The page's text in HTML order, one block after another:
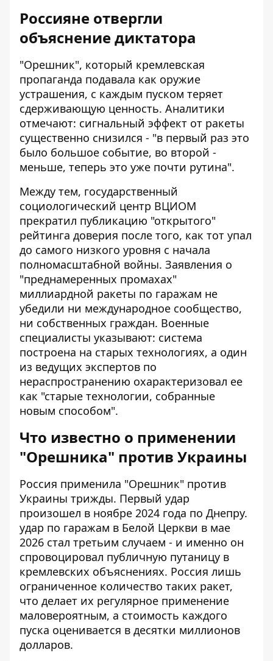
Россияне отвергли
объяснение диктатора
"Орешник", который кремлевская
пропаганда подавала как оружие
устрашения, с каждым пуском теряет
сдерживающую ценность. Аналитики
отмечают: сигнальный эффект от ракеты
существенно снизился - "в первый раз это
было большое событие, во второй -
меньше, теперь это уже почти рутина".
Между тем, государственный
социологический центр ВЦИОМ
прекратил публикацию "открытого"
рейтинга доверия после того, как тот упал
до самого низкого уровня с начала
полномасштабной войны. Заявления о
"преднамеренных промахах"
миллиардной ракеты по гаражам не
убедили ни международное сообщество,
ни собственных граждан. Военные
специалисты указывают: система
построена на старых технологиях, а один
из ведущих экспертов по
нераспространению охарактеризовал ее
как "старые технологии, собранные
новым способом".
Что известно о применении
"Орешника" против Украины
Россия применила "Орешник" против
Украины трижды. Первый удар
произошел в ноябре 2024 года по Днепру.
удар по гаражам в Белой Церкви в мае
2026 стал третьим случаем - и именно он
спровоцировал публичную путаницу в
кремлевских объяснениях. Россия лишь
ограниченное количество таких ракет,
что делает их регулярное применение
маловероятным, а стоимость каждого
пуска оценивается в десятки миллионов
долларов.